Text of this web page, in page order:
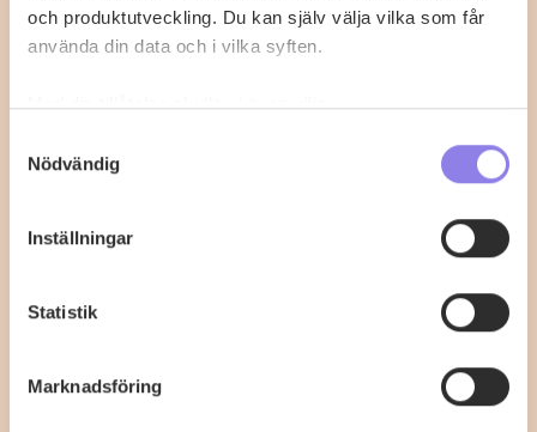
och produktutveckling. Du kan själv välja vilka som får
använda din data och i vilka syften.
Med din tillåtelse skulle vi även vilja:
som kan ha en noggrannhet på upp till flera meter
Ta reda på mer om hur dina personliga uppgifter
Du kan ändra eller dra tillbaka ditt samtycke när som
Denna webbplats innehåller information om
Nödvändig
Inställningar
Statistik
Marknadsföring
Mycket gott! Man behöver dra på mer kryddning i
såsen. Dela kycklinfiléerna till fyra tunna…